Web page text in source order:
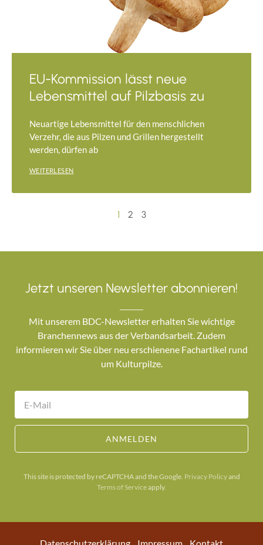
EU-Kommission lässt neue
Lebensmittel auf Pilzbasis zu
Neuartige Lebensmittel für den menschlichen
Verzehr, die aus Pilzen und Grillen hergestellt
werden, dürfen ab
WEITERLESEN
1 2 3
Jetzt unseren Newsletter abonnieren!
Mit unserem BDC-Newsletter erhalten Sie wichtige
Branchennews aus der Verbandsarbeit. Zudem
informieren wir Sie über neu erschienene Fachartikel rund
um Kulturpilze.
ANMELDEN
This site is protected by reCAPTCHA and the Google. Privacy Policyand
Terms of Serviceapply.